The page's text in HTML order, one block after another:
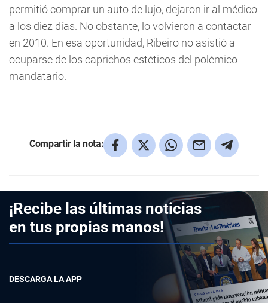
permitió comprar un auto de lujo, dejaron ir al médico
a los diez días. No obstante, lo volvieron a contactar
en 2010. En esa oportunidad, Ribeiro no asistió a
ocuparse de los caprichos estéticos del polémico
mandatario.
Compartir la nota:
¡Recibe las últimas noticias
en tus propias manos!
DESCARGA LA APP